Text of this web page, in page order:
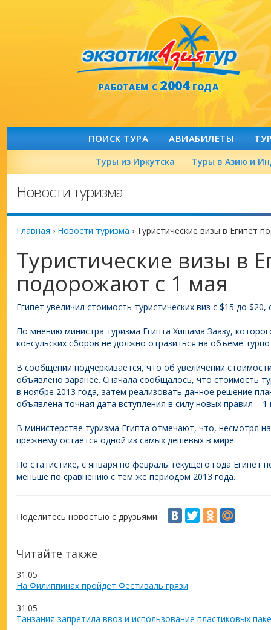
РАБОТАЕМ С2004ГОДА
ПОИСК ТУРА АВИАБИЛЕТЫ
Туры из Иркутска Туры в Азию и
Новости туризма
Главная › Новости туризма › Туристические визы в Египет
Туристические визы в
подорожают с 1 мая
Египет увеличил стоимость туристических виз с $15 до
По мнению министра туризма Египта Хишама Заазу,
консульских сборов не должно отразиться на объеме
В сообщении подчеркивается, что об увеличении
объявлено заранее. Сначала сообщалось, что стоимость
в ноябре 2013 года, затем реализовать данное решение
объявлена точная дата вступления в силу новых правил – 1
В министерстве туризма Египта отмечают, что, несмотря
прежнему остается одной из самых дешевых в мире.
По статистике, с января по февраль текущего года Египет
меньше по сравнению с тем же периодом 2013 года.
Поделитесь новостью с друзьями:
Читайте также
31.05
На Филиппинах пройдёт Фестиваль грязи
31.05
Танзания запретила ввоз и использование пластиковых